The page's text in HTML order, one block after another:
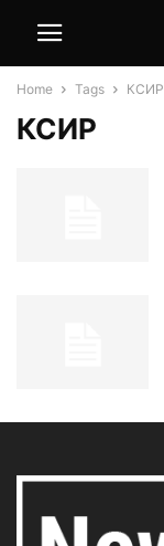
Home Tags КСИР
КСИР